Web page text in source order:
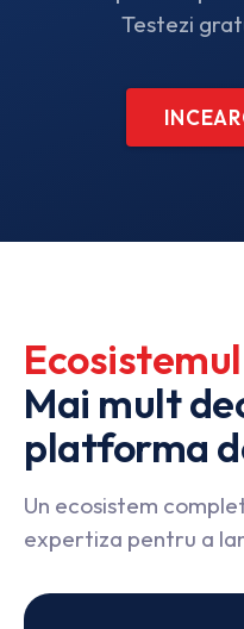
Testezi
Ecosistemul
Mai mult
platforma
Un ecosistem
expertiza pentru a